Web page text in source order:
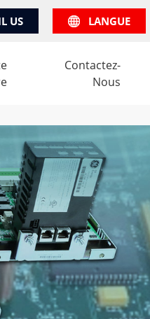
US LANGUE
Contactez-
Nous